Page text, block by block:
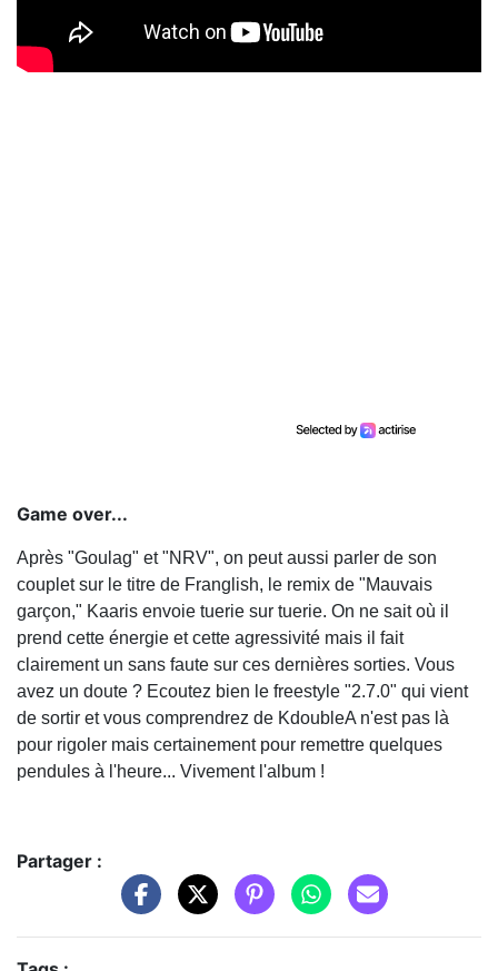
Game over...
Après "Goulag" et "NRV", on peut aussi parler de son
couplet sur le titre de Franglish, le remix de "Mauvais
garçon," Kaaris envoie tuerie sur tuerie. On ne sait où il
prend cette énergie et cette agressivité mais il fait
clairement un sans faute sur ces dernières sorties. Vous
avez un doute ? Ecoutez bien le freestyle "2.7.0" qui vient
de sortir et vous comprendrez de KdoubleA n'est pas là
pour rigoler mais certainement pour remettre quelques
pendules à l'heure... Vivement l'album !
Partager :